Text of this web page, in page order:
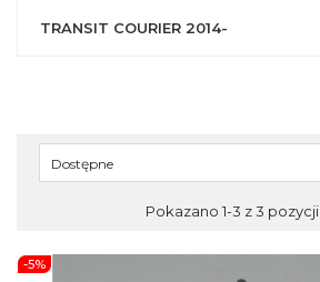
TRANSIT COURIER 2014-
Dostępne
Pokazano 1-3 z 3 pozycji
-5%